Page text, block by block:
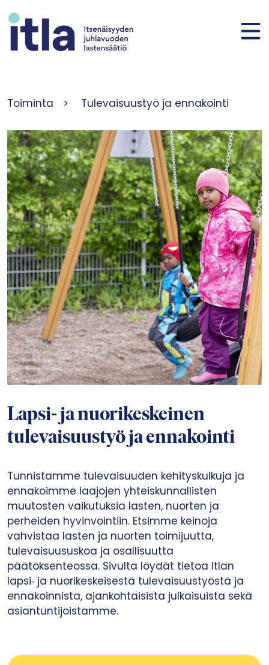
Toiminta > Tulevaisuustyö ja ennakointi
Lapsi- ja nuorikeskeinen
tulevaisuustyö ja ennakointi
Tunnistamme tulevaisuuden kehityskulkuja ja
ennakoimme laajojen yhteiskunnallisten
muutosten vaikutuksia lasten, nuorten ja
perheiden hyvinvointiin. Etsimme keinoja
vahvistaa lasten ja nuorten toimijuutta,
tulevaisuususkoa ja osallisuutta
päätöksenteossa. Sivulta löydät tietoa Itlan
lapsi‑ ja nuorikeskeisestä tulevaisuustyöstä ja
ennakoinnista, ajankohtaisista julkaisuista sekä
asiantuntijoistamme.